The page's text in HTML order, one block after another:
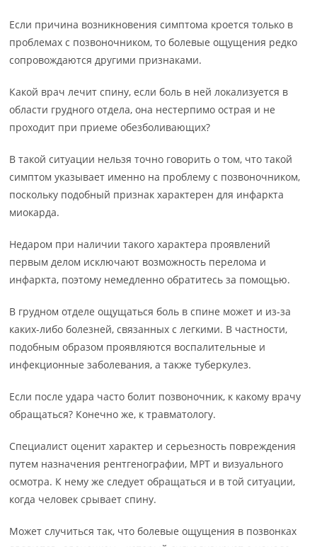
Если причина возникновения симптома кроется только в
проблемах с позвоночником, то болевые ощущения редко
сопровождаются другими признаками.
Какой врач лечит спину, если боль в ней локализуется в
области грудного отдела, она нестерпимо острая и не
проходит при приеме обезболивающих?
В такой ситуации нельзя точно говорить о том, что такой
симптом указывает именно на проблему с позвоночником,
поскольку подобный признак характерен для инфаркта
миокарда.
Недаром при наличии такого характера проявлений
первым делом исключают возможность перелома и
инфаркта, поэтому немедленно обратитесь за помощью.
В грудном отделе ощущаться боль в спине может и из-за
каких-либо болезней, связанных с легкими. В частности,
подобным образом проявляются воспалительные и
инфекционные заболевания, а также туберкулез.
Если после удара часто болит позвоночник, к какому врачу
обращаться? Конечно же, к травматологу.
Специалист оценит характер и серьезность повреждения
путем назначения рентгенографии, МРТ и визуального
осмотра. К нему же следует обращаться и в той ситуации,
когда человек срывает спину.
Может случиться так, что болевые ощущения в позвонках